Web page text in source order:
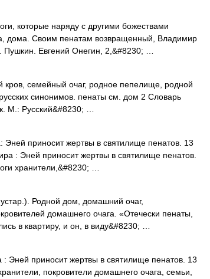
которые наряду с другими божествами
дома. Своим пенатам возвращенный, Владимир
Евгений Онегин, 2,&#8230; …
семейный очаг, родное пепелище, родной
синонимов. пенаты см. дом 2 Словарь
М.: Русский&#8230; …
приносит жертвы в святилище пенатов. 13
: Эней приносит жертвы в святилище пенатов.
хранители,&#8230; …
Родной дом, домашний очаг,
домашнего очага. «Отечески пенаты,
в квартиру, и он, в виду&#8230; …
приносит жертвы в святилище пенатов. 13
покровители домашнего очага, семьи,